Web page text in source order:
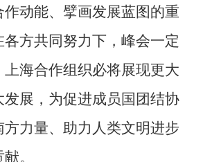
动能、擘画发展蓝图的重
方共同努力下，峰会一定
海合作组织必将展现更大
展，为促进成员国团结协
力量、助力人类文明进步
。